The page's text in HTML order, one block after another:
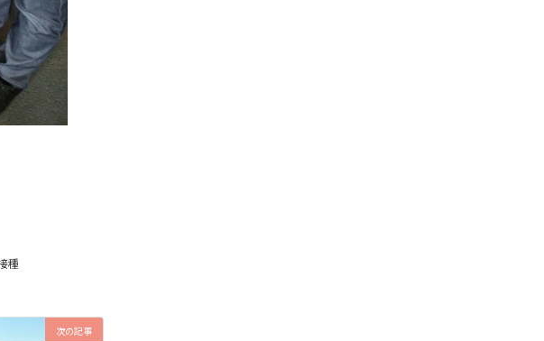
種
次の記事